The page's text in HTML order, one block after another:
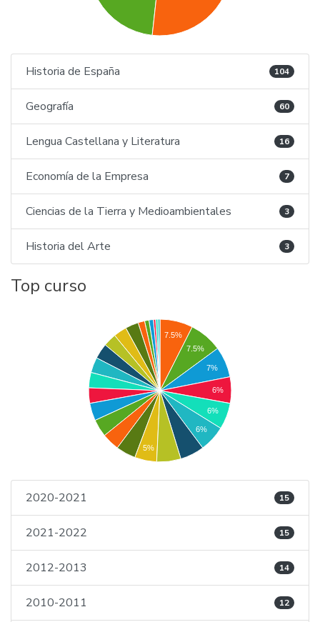
Historia de España 104
Geografía 60
Lengua Castellana y Literatura 16
Economía de la Empresa 7
Ciencias de la Tierra y Medioambientales 3
Historia del Arte 3
Top curso
7.5%
7.5%
7%
6%
6%
6%
5%
2020-2021 15
2021-2022 15
2012-2013 14
2010-2011 12